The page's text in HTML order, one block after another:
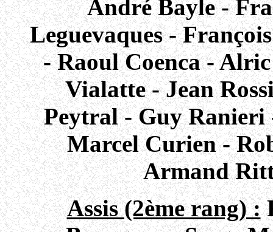
André Bayle -
Leguevaques -
- Raoul Coenca -
Vialatte - Jean
Peytral - Guy Ranieri
Marcel Curien -
Armand
Assis (2ème rang) :